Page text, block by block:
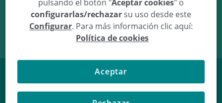
07/02/11 10:10 3.5Kg 49.5cm
Facebook Twitter
pulsando el botón "Aceptar cookies" o
configurarlas/rechazarsu uso desde este
Configurar. Para más información clic aquí:
Política de cookies
Aceptar